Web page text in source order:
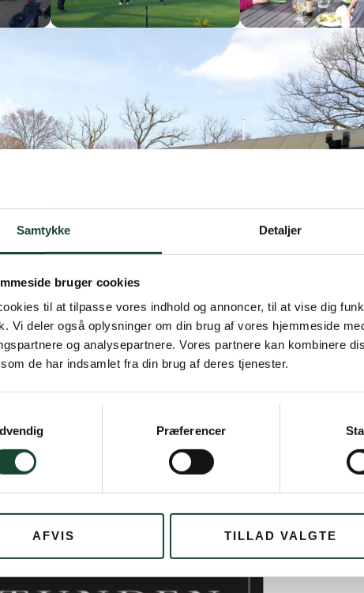
Samtykke Detaljer
bruger cookies
til at tilpasse vores indhold og annoncer, til at vise dig
Vi deler også oplysninger om din brug af vores hjemmeside
og analysepartnere. Vores partnere kan kombinere
de har indsamlet fra din brug af deres tjenester.
Præferencer
AFVIS TILLAD VALGTE
tro Rotunden Hellerup, en kæmpe STOR
og flotte præmier.